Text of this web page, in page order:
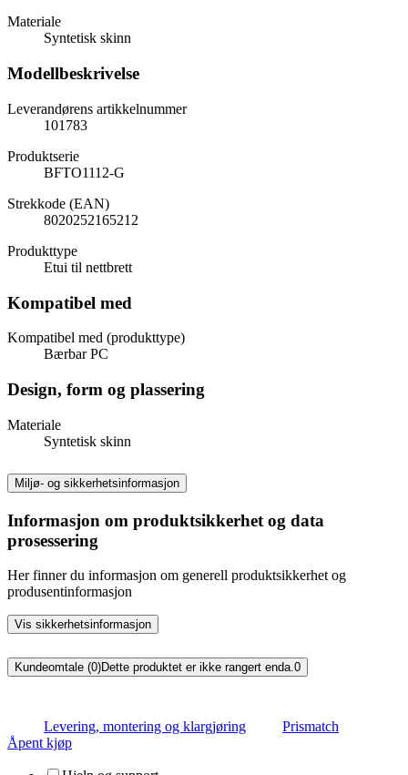
Materiale
Syntetisk skinn
Modellbeskrivelse
Leverandørens artikkelnummer
101783
Produktserie
BFTO1112-G
Strekkode (EAN)
8020252165212
Produkttype
Etui til nettbrett
Kompatibel med
Kompatibel med (produkttype)
Bærbar PC
Design, form og plassering
Materiale
Syntetisk skinn
Miljø- og sikkerhetsinformasjon
Informasjon om produktsikkerhet og data
prosessering
Her finner du informasjon om generell produktsikkerhet og
produsentinformasjon
Vis sikkerhetsinformasjon
Kundeomtale (0)Dette produktet er ikke rangert enda.0
Levering, montering og klargjøring
Prismatch
Åpent kjøp